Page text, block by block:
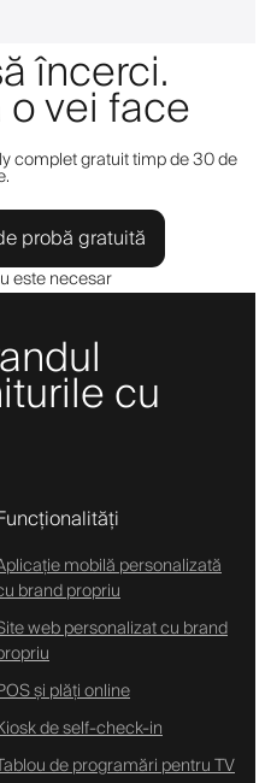
încerci.
vei face
complet gratuit timp de 30 de
probă gratuită
este necesar
cu
mobilă personalizată
brand propriu
web personalizat cu brand
și plăți online
de self-check-in
de programări pentru TV